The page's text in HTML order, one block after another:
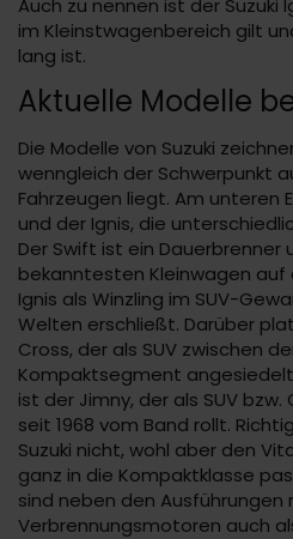
im Kleinstwagenbereich gilt
lang ist.
Aktuelle Modelle
Die Modelle von Suzuki
wenngleich der Schwerpunkt
Fahrzeugen liegt. Am unteren
und der Ignis, die
Der Swift ist ein Dauerbrenner
bekanntesten Kleinwagen auf
Ignis als Winzling im SUV-
Welten erschließt. Darüber
Cross, der als SUV zwischen
Kompaktsegment
ist der Jimny, der als SUV
seit 1968 vom Band rollt.
Suzuki nicht, wohl aber den
ganz in die Kompaktklasse
sind neben den Ausführungen
Verbrennungsmotoren auch